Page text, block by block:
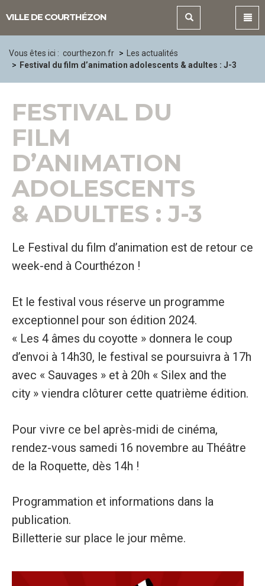
VILLE DE COURTHÉZON
Vous êtes ici : courthezon.fr
Les actualités
Festival du film d’animation adolescents & adultes : J-3
FESTIVAL DU
FILM
D’ANIMATION
ADOLESCENTS
& ADULTES : J-3
Le Festival du film d’animation est de retour ce
week-end à Courthézon !
Et le festival vous réserve un programme
exceptionnel pour son édition 2024.
« Les 4 âmes du coyotte » donnera le coup
d’envoi à 14h30, le festival se poursuivra à 17h
avec « Sauvages » et à 20h « Silex and the
city » viendra clôturer cette quatrième édition.
Pour vivre ce bel après-midi de cinéma,
rendez-vous samedi 16 novembre au Théâtre
de la Roquette, dès 14h !
Programmation et informations dans la
publication.
Billetterie sur place le jour même.